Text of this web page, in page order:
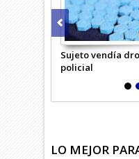
Sujeto vendía
policial
LO MEJOR